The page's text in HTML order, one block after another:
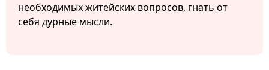
необходимых житейских вопросов, гнать от
себя дурные мысли.